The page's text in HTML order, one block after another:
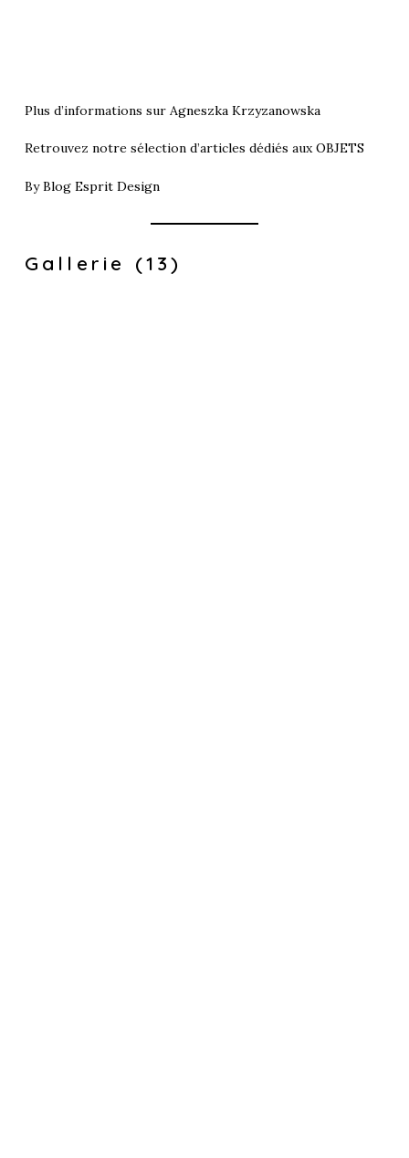
Plus d’informations sur Agneszka Krzyzanowska
Retrouvez notre sélection d’articles dédiés auxOBJETS
ByBlog Esprit Design
Gallerie (13)